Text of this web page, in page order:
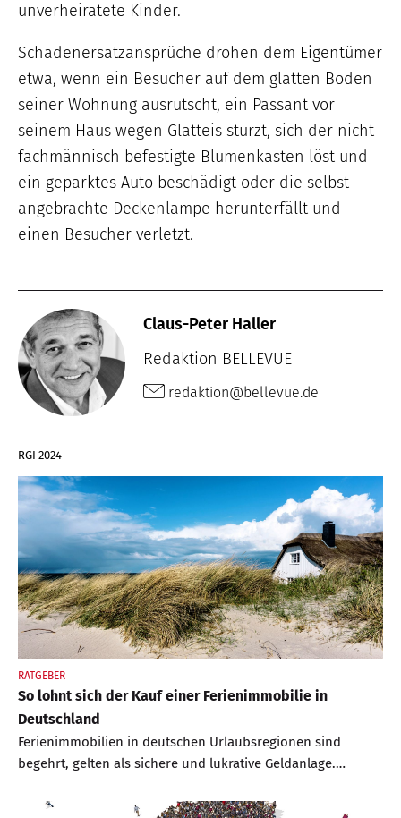
unverheiratete Kinder.
Schadenersatzansprüche drohen dem Eigentümer
etwa, wenn ein Besucher auf dem glatten Boden
seiner Wohnung ausrutscht, ein Passant vor
seinem Haus wegen Glatteis stürzt, sich der nicht
fachmännisch befestigte Blumenkasten löst und
ein geparktes Auto beschädigt oder die selbst
angebrachte Deckenlampe herunterfällt und
einen Besucher verletzt.
Claus-Peter Haller
Redaktion BELLEVUE
redaktion@bellevue.de
RGI 2024
RATGEBER
So lohnt sich der Kauf einer Ferienimmobilie in
Deutschland
Ferienimmobilien in deutschen Urlaubsregionen sind
begehrt, gelten als sichere und lukrative Geldanlage.
Grundregeln beherzigt, kann ein Investment viel Freude